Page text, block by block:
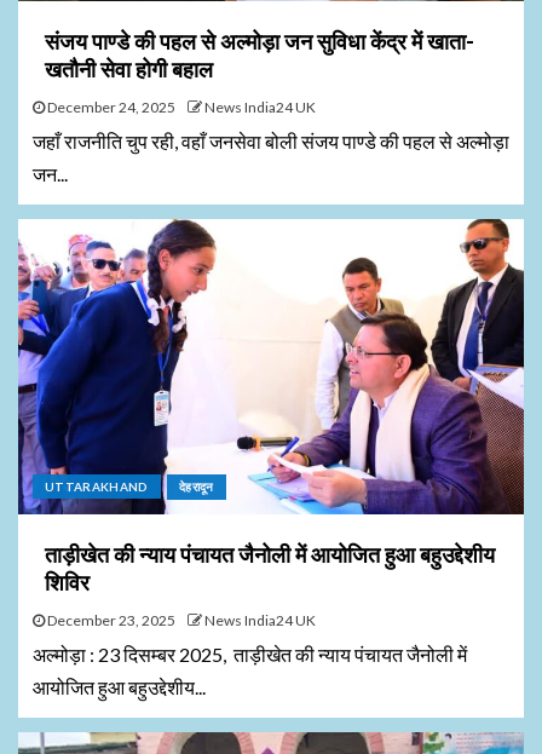
संजय पाण्डे की पहल से अल्मोड़ा जन सुविधा केंद्र में खाता-
खतौनी सेवा होगी बहाल
December 24, 2025 News India24 UK
जहाँ राजनीति चुप रही, वहाँ जनसेवा बोली संजय पाण्डे की पहल से अल्मोड़ा
जन...
UTTARAKHAND देहरादून
ताड़ीखेत की न्याय पंचायत जैनोली में आयोजित हुआ बहुउद्देशीय
शिविर
December 23, 2025 News India24 UK
अल्मोड़ा : 23 दिसम्बर 2025, ताड़ीखेत की न्याय पंचायत जैनोली में
आयोजित हुआ बहुउद्देशीय...